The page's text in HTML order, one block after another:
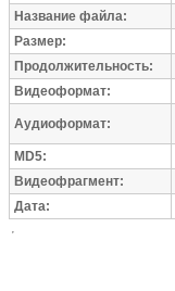
Название файла:
Размер:
Продолжительность:
Видеоформат:
Аудиоформат:
MD5:
Видеофрагмент:
Дата: